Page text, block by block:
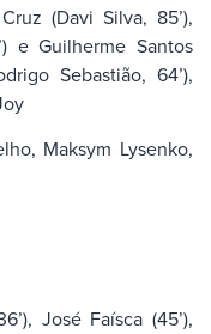
(Davi Silva, 85’),
e Guilherme Santos
Sebastião, 64’),
Maksym Lysenko,
José Faísca (45’),